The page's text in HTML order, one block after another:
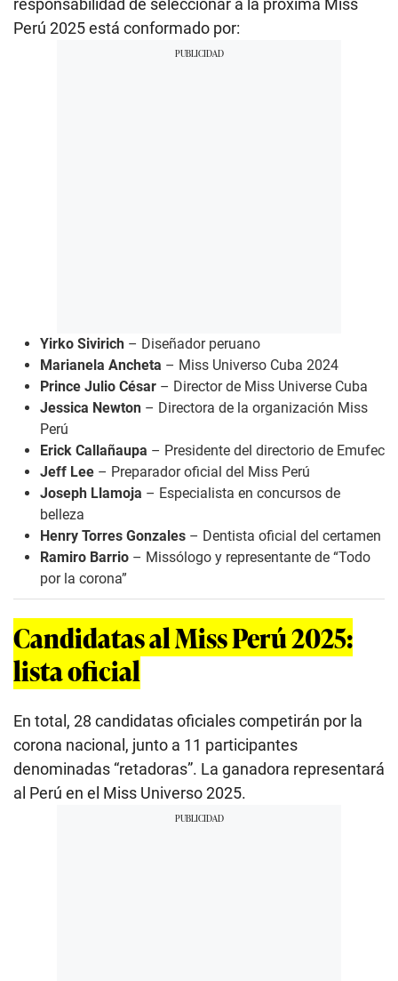
responsabilidad de seleccionar a la próxima Miss
Perú 2025 está conformado por:
Yirko Sivirich – Diseñador peruano
Marianela Ancheta – Miss Universo Cuba 2024
Prince Julio César – Director de Miss Universe Cuba
Jessica Newton – Directora de la organización Miss
Perú
Erick Callañaupa – Presidente del directorio de Emufec
Jeff Lee – Preparador oficial del Miss Perú
Joseph Llamoja – Especialista en concursos de
belleza
Henry Torres Gonzales – Dentista oficial del certamen
Ramiro Barrio – Missólogo y representante de “Todo
por la corona”
Candidatas al Miss Perú 2025:
lista oficial
En total, 28 candidatas oficiales competirán por la
corona nacional, junto a 11 participantes
denominadas “retadoras”. La ganadora representará
al Perú en el Miss Universo 2025.